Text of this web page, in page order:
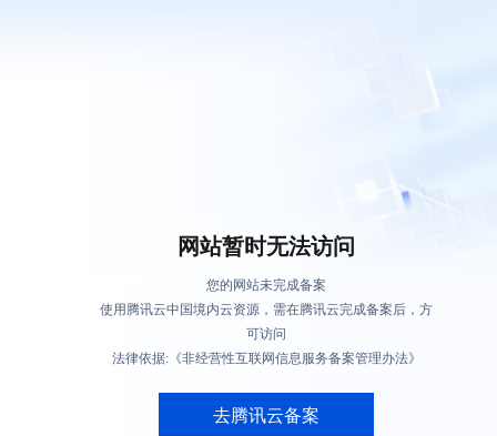
网站暂时无法访问
您的网站未完成备案
使用腾讯云中国境内云资源，需在腾讯云完成备案后，方
可访问
法律依据:《非经营性互联网信息服务备案管理办法》
去腾讯云备案